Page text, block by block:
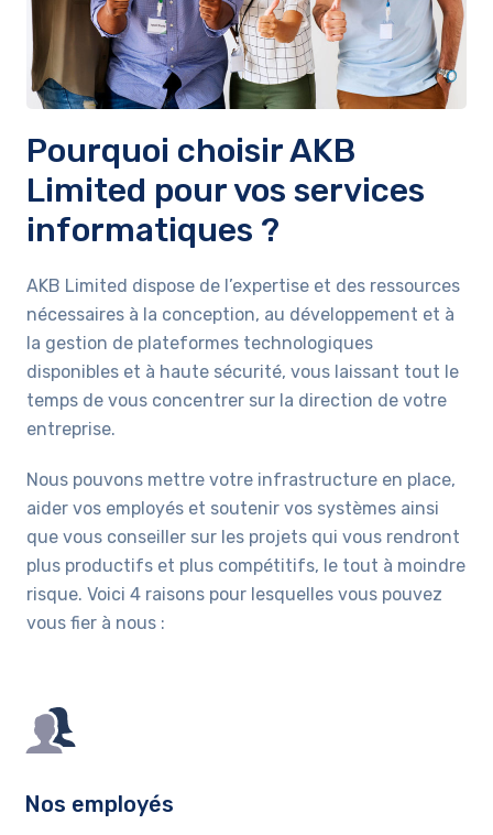
Pourquoi choisir AKB
Limited pour vos services
informatiques ?
AKB Limited dispose de l’expertise et des ressources
nécessaires à la conception, au développement et à
la gestion de plateformes technologiques
disponibles et à haute sécurité, vous laissant tout le
temps de vous concentrer sur la direction de votre
entreprise.
Nous pouvons mettre votre infrastructure en place,
aider vos employés et soutenir vos systèmes ainsi
que vous conseiller sur les projets qui vous rendront
plus productifs et plus compétitifs, le tout à moindre
risque. Voici 4 raisons pour lesquelles vous pouvez
vous fier à nous :
Nos employés